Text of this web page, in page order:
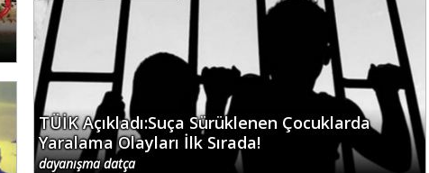
TÜİK Açıkladı:Suça Sürüklenen Çocuklarda
Yaralama Olayları İlk Sırada!
dayanışma datça